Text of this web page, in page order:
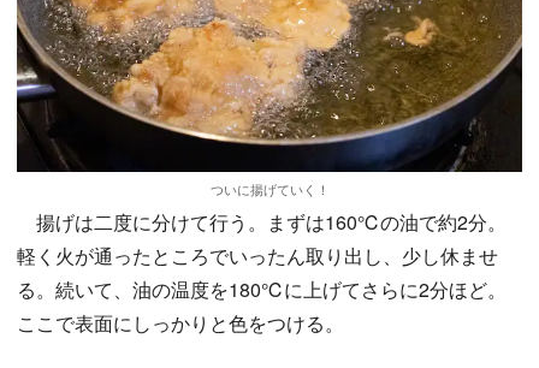
ついに揚げていく！
揚げは二度に分けて行う。まずは160℃の油で約2分。
軽く火が通ったところでいったん取り出し、少し休ませ
る。続いて、油の温度を180℃に上げてさらに2分ほど。
ここで表面にしっかりと色をつける。